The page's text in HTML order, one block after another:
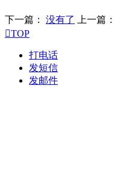
下一篇： 没有了 上一篇：
TOP
打电话
发短信
发邮件